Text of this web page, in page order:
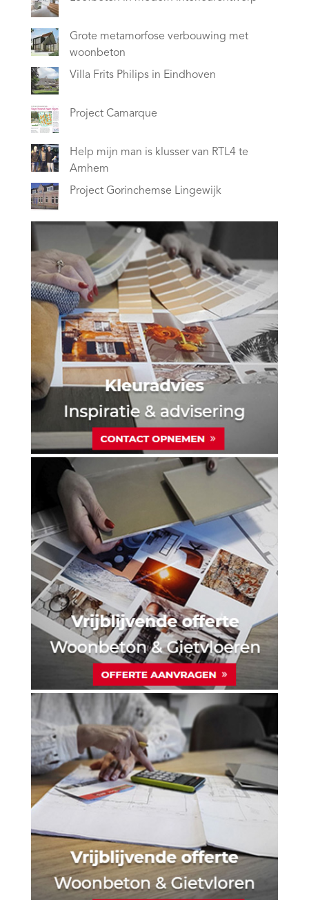
Grote metamorfose verbouwing met
woonbeton
Villa Frits Philips in Eindhoven
Project Camarque
Help mijn man is klusser van RTL4 te
Arnhem
Project Gorinchemse Lingewijk